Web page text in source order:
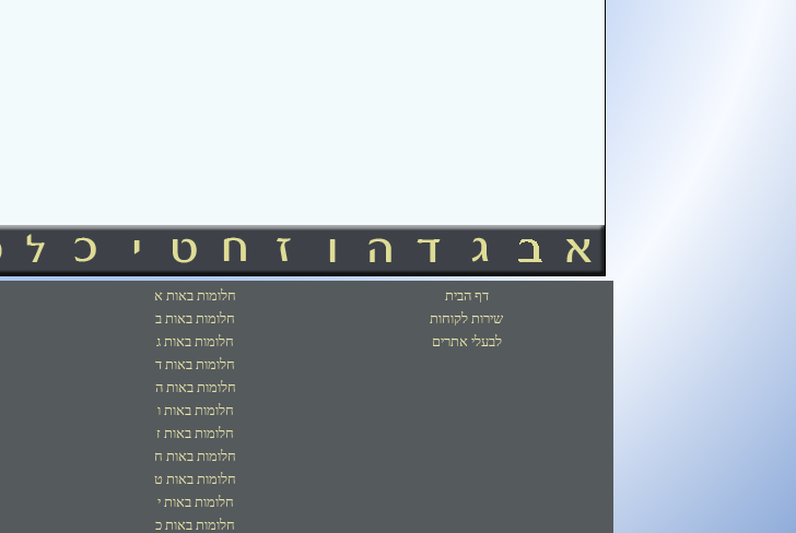
דף הבית
שירות לקוחות
לבעלי אתרים
חלומות באות א
חלומות באות ב
חלומות באות ג
חלומות באות ד
חלומות באות ה
חלומות באות ו
חלומות באות ז
חלומות באות ח
חלומות באות ט
חלומות באות י
חלומות באות כ